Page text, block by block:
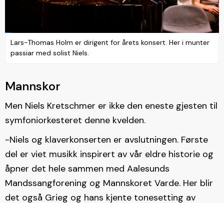
Lars-Thomas Holm er dirigent for årets konsert. Her i munter
passiar med solist Niels.
Mannskor
Men Niels Kretschmer er ikke den eneste gjesten til
symfoniorkesteret denne kvelden.
-Niels og klaverkonserten er avslutningen. Første
del er viet musikk inspirert av vår eldre historie og
åpner det hele sammen med Aalesunds
Mandssangforening og Mannskoret Varde. Her blir
det også Grieg og hans kjente tonesetting av